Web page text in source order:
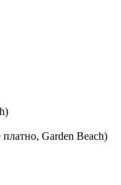
Garden Beach)